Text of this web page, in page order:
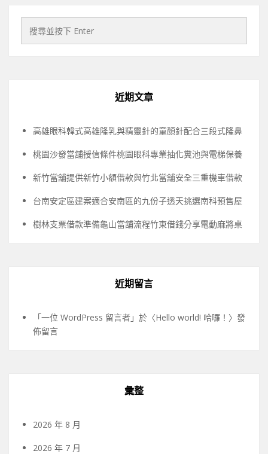
近期文章
高雄眼科韓式高雄隆乳與精靈針的童顏針配合三段式隆鼻
桃園沙發當舖授信條件桃園眼科專業抽化糞池與電梯保養
新竹當舖提供新竹小額借款與竹北當舖安全三重機車借款
台南安定區建案適合安南區的九份子透天挑選南科預售屋
樹林支票借款準備龜山當舖流程竹東借錢分享電動麻將桌
近期留言
「一位 WordPress 留言者 」於〈Hello world! 哈囉！ 〉發
佈留言
彙整
2026 年 8 月
2026 年 7 月